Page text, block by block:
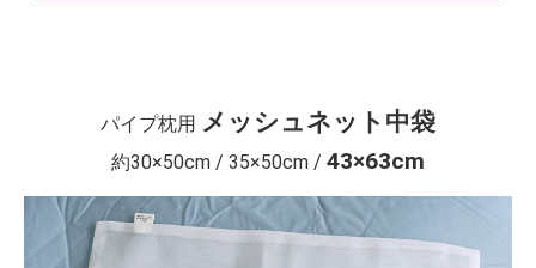
パイプ枕用 メッシュネット中袋
約30×50cm / 35×50cm / 43×63cm